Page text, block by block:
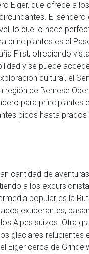
Eiger, que ofrece a
El
lo que lo hace
principiantes es el
First, ofreciendo
y se puede
cultural, el
de Bernese
para principiantes
picos hasta
cantidad de
a los
popular es la
exuberantes,
Alpes suizos. Otra
glaciares relucientes
Eiger cerca de